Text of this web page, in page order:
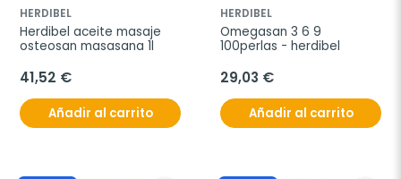
HERDIBEL
Herdibel aceite masaje
osteosan masasana 1l
41,52 €
Añadir al carrito
HERDIBEL
Omegasan 3 6 9
100perlas - herdibel
29,03 €
Añadir al carrito